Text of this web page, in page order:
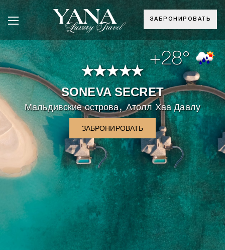
ЗАБРОНИРОВАТЬ
+28°
SONEVA SECRET
Мальдивские острова,Атолл Хаа Даалу
ЗАБРОНИРОВАТЬ